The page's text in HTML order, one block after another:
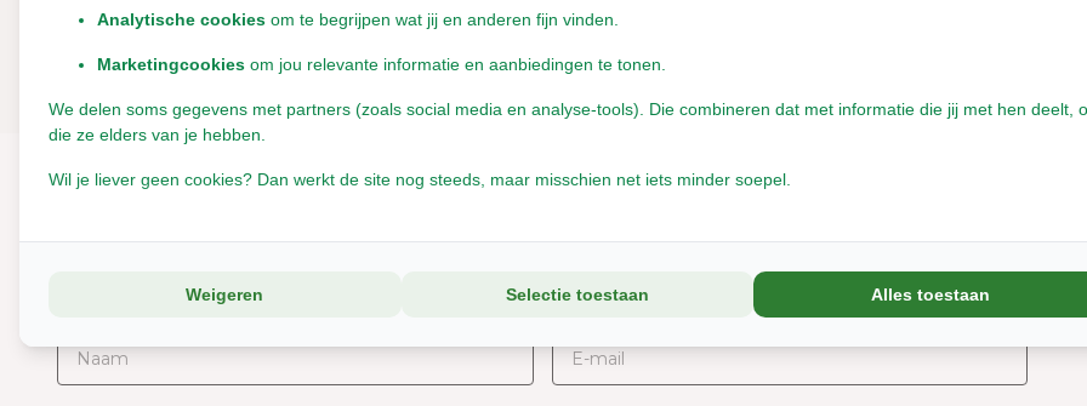
Uw e-mailadres wordt niet gepubliceerd.
Analytische cookies om te begrijpen wat jij en anderen fijn vinden.
Marketingcookies om jou relevante informatie en aanbiedingen te tonen.
We delen soms gegevens met partners (zoals social media en analyse-tools). Die combineren dat met informatie die jij met hen deelt,
die ze elders van je hebben.
Wil je liever geen cookies? Dan werkt de site nog steeds, maar misschien net iets minder soepel.
Weigeren Selectie toestaan Alles toestaan